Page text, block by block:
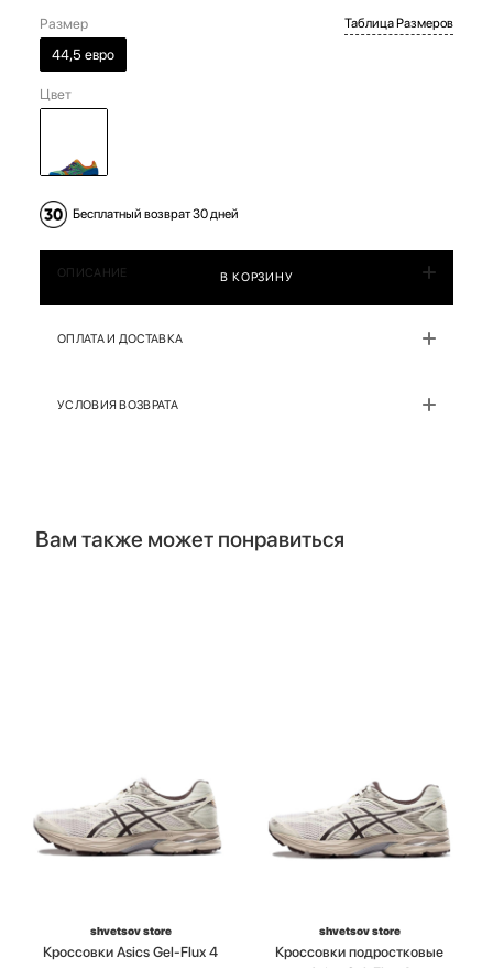
Размер
44,5 евро
Таблица Размеров
Цвет
Бесплатный возврат 30 дней
В КОРЗИНУ
ОПИСАНИЕ
ОПЛАТА И ДОСТАВКА
УСЛОВИЯ ВОЗВРАТА
Вам также может понравиться
shvetsov store
Кроссовки Asics Gel-Flux 4
shvetsov store
Кроссовки подростковые